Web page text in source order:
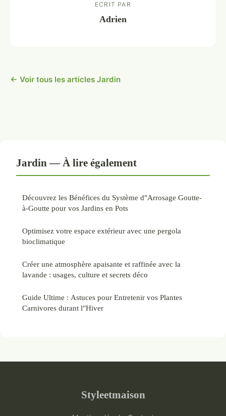
ECRIT PAR
Adrien
← Voir tous les articles Jardin
Jardin — À lire également
Découvrez les Bénéfices du Système d"Arrosage Goutte-
à-Goutte pour vos Jardins en Pots
Optimisez votre espace extérieur avec une pergola
bioclimatique
Créer une atmosphère apaisante et raffinée avec la
lavande : usages, culture et secrets déco
Guide Ultime : Astuces pour Entretenir vos Plantes
Carnivores durant l"Hiver
Styleetmaison